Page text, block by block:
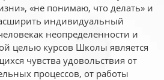
«не понимаю, что делать» и
индивидуальный
неопределенности и
целью курсов Школы является
чувства удовольствия от
процессов, от работы